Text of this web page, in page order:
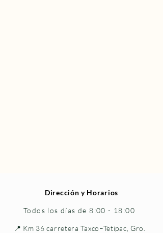
Dirección y Horarios
Todos los días de 8:00 - 18:00
📍 Km 36 carretera Taxco–Tetipac, Gro.